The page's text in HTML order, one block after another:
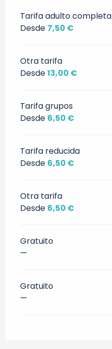
Tarifa adulto completa
Desde 7,50 €
Otra tarifa
Desde13,00 €
Tarifa grupos
Desde 6,50 €
Tarifa reducida
Desde 6,50 €
Otra tarifa
Desde 6,50 €
Gratuito
—
Gratuito
—